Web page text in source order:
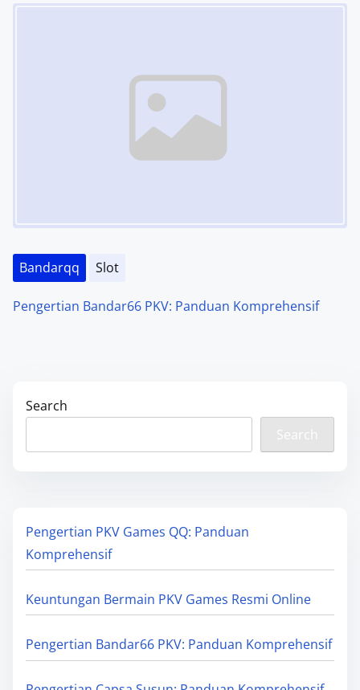
Bandarqq Slot
Pengertian Bandar66 PKV: Panduan Komprehensif
Search
Search
Pengertian PKV Games QQ: Panduan
Komprehensif
Keuntungan Bermain PKV Games Resmi Online
Pengertian Bandar66 PKV: Panduan Komprehensif